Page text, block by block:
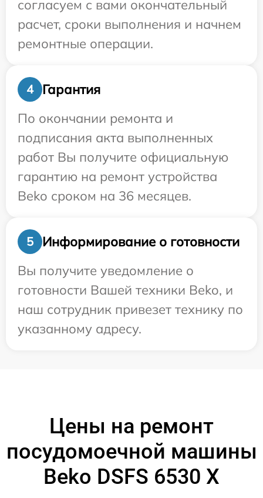
согласуем с вами окончательный
расчет, сроки выполнения и начнем
ремонтные операции.
4
Гарантия
По окончании ремонта и
подписания акта выполненных
работ Вы получите официальную
гарантию на ремонт устройства
Beko сроком на 36 месяцев.
5
Информирование о готовности
Вы получите уведомление о
готовности Вашей техники Beko, и
наш сотрудник привезет технику по
указанному адресу.
Цены на ремонт
посудомоечной машины
Beko DSFS 6530 X